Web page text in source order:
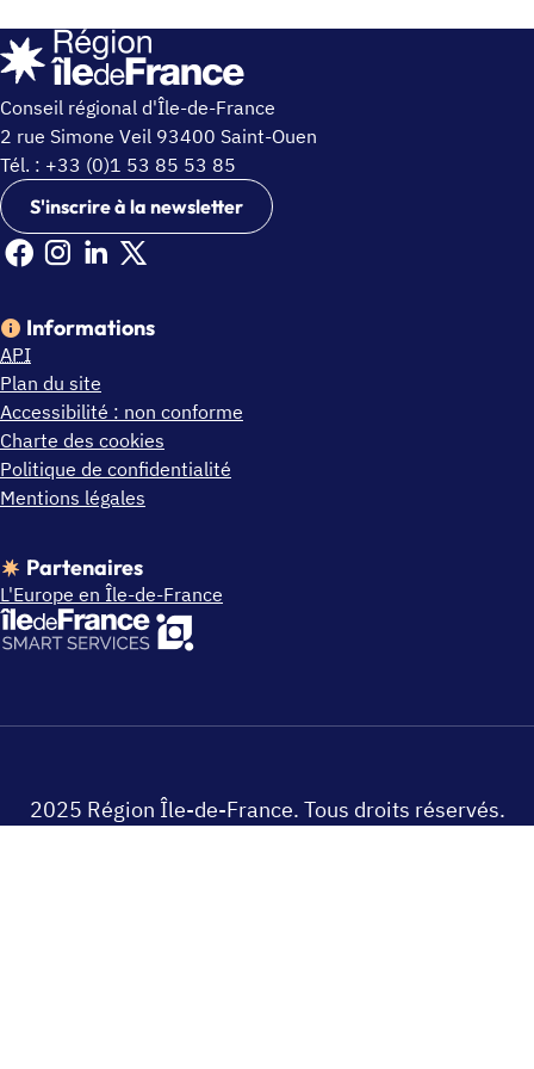
Conseil régional d'Île-de-France
2 rue Simone Veil 93400 Saint-Ouen
Tél. : +33 (0)1 53 85 53 85
S'inscrire à la newsletter
Facebook Ile de France (nouvelle fenêtre)
Instagram Ile de France (nouvelle fenêtre)
Linkedin Ile de France (nouvelle fenêtre)
X Ile de France (nouvelle fenêtre)
Informations
API
Plan du site
Accessibilité : non conforme
Charte des cookies
Politique de confidentialité
Mentions légales
Partenaires
L'Europe en Île-de-France
2025 Région Île-de-France. Tous droits réservés.